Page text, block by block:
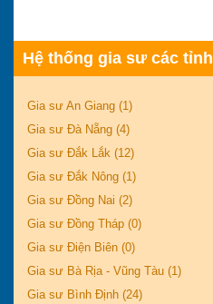
Hệ thống gia sư các tỉnh
Gia sư An Giang (1)
Gia sư Đà Nẵng (4)
Gia sư Đắk Lắk (12)
Gia sư Đắk Nông (1)
Gia sư Đồng Nai (2)
Gia sư Đồng Tháp (0)
Gia sư Điện Biên (0)
Gia sư Bà Rịa - Vũng Tàu (1)
Gia sư Bình Định (24)